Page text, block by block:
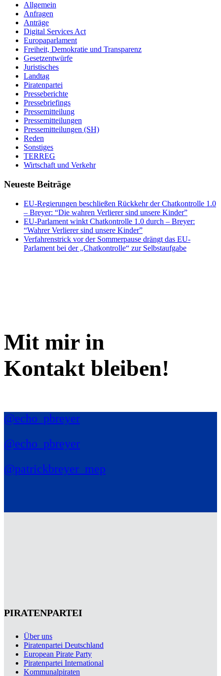
Allgemein
Anfragen
Anträge
Digital Services Act
Europaparlament
Freiheit, Demokratie und Transparenz
Gesetzentwürfe
Juristisches
Landtag
Piratenpartei
Presseberichte
Pressebriefings
Pressemitteilung
Pressemitteilungen
Pressemitteilungen (SH)
Reden
Sonstiges
TERREG
Wirtschaft und Verkehr
Neueste Beiträge
EU-Regierungen beschließen Rückkehr der Chatkontrolle 1.0
– Breyer: “Die wahren Verlierer sind unsere Kinder”
EU-Parlament winkt Chatkontrolle 1.0 durch – Breyer:
“Wahrer Verlierer sind unsere Kinder”
Verfahrenstrick vor der Sommerpause drängt das EU-
Parlament bei der „Chatkontrolle“ zur Selbstaufgabe
Mit mir in
Kontakt bleiben!
@echo_pbreyer
@echo_pbreyer
@patrickbreyer_mep
PIRATENPARTEI
Über uns
Piratenpartei Deutschland
European Pirate Party
Piratenpartei International
Kommunalpiraten